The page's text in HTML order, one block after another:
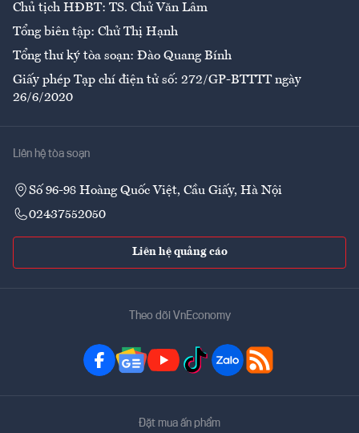
Chủ tịch HĐBT: TS. Chử Văn Lâm
Tổng biên tập: Chử Thị Hạnh
Tổng thư ký tòa soạn: Đào Quang Bính
Giấy phép Tạp chí điện tử số: 272/GP-BTTTT ngày
26/6/2020
Liên hệ tòa soạn
Số 96-98 Hoàng Quốc Việt, Cầu Giấy, Hà Nội
02437552050
Liên hệ quảng cáo
Theo dõi VnEconomy
Đặt mua ấn phẩm